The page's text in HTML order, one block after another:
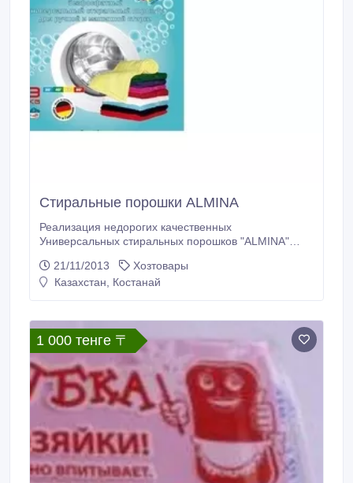
Стиральные порошки ALMINA
Реализация недорогих качественных
Универсальных стиральных порошков "ALMINA"
цветного белья.Специально разработаны для
использования в машинах-автоматах и ручной
-1, 0 кг.
21/11/2013
Хозтовары
Казахстан, Костанай
1 000 тенге 〒